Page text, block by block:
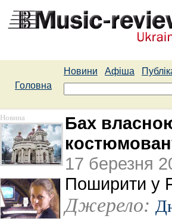
Новини Афіша
Головна
Новина
Бах
17 березня
Поширити у
Джерело: